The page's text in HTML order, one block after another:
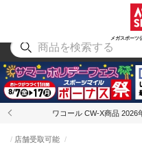
メガスポーツ
アウトドア
ワコール CW-X商品 2026
店舗受取可能